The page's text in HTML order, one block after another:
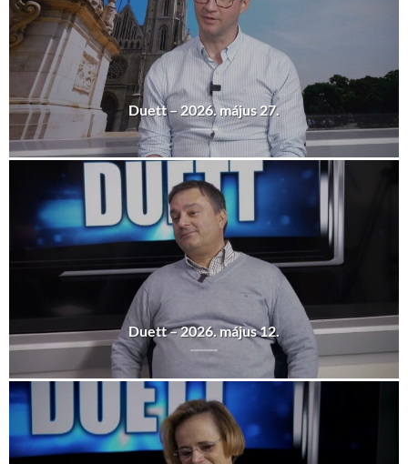
Duett – 2026. május 27.
Duett – 2026. május 12.